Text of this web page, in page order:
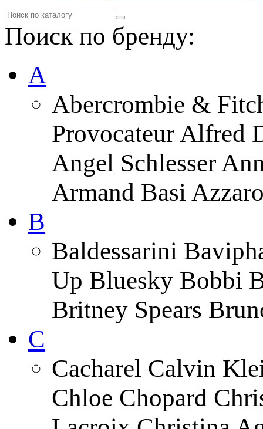
Поиск по бренду:
A
Abercrombie &
Provocateur Alfred
Angel Schlesser
Armand Basi
B
Baldessarini
Up Bluesky Bobbi
Britney Spears
C
Cacharel Calvin
Chloe Chopard